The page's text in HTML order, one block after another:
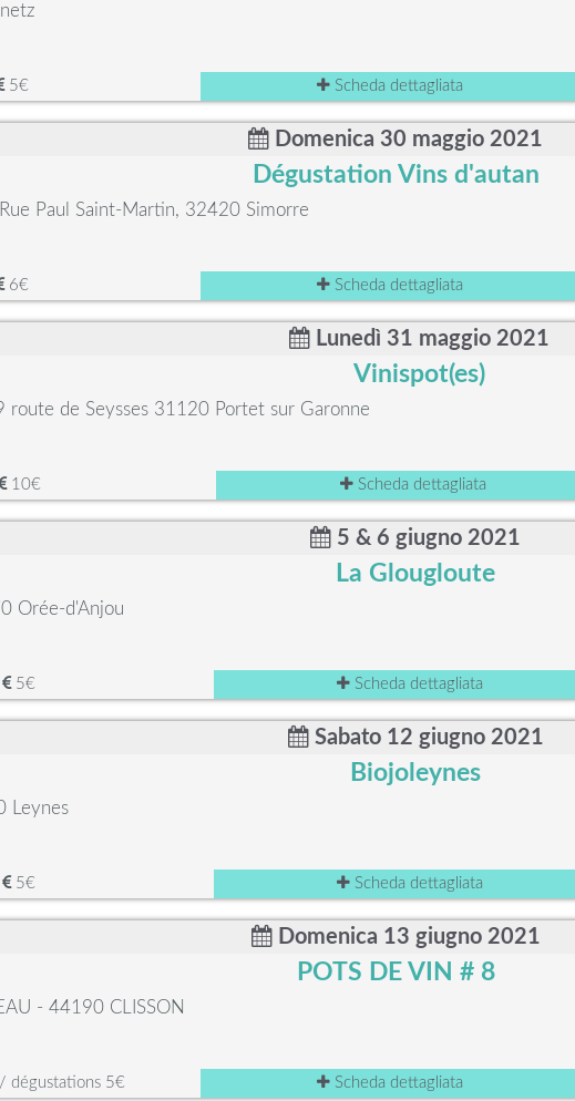
5€ Scheda dettagliata
Domenica 30 maggio 2021
Dégustation Vins d'autan
Paul Saint-Martin, 32420 Simorre
6€ Scheda dettagliata
Lunedì 31 maggio 2021
Vinispot(es)
route de Seysses 31120 Portet sur Garonne
10€ Scheda dettagliata
5 & 6 giugno 2021
La Glougloute
Orée-d'Anjou
5€ Scheda dettagliata
Sabato 12 giugno 2021
Biojoleynes
Leynes
5€ Scheda dettagliata
Domenica 13 giugno 2021
POTS DE VIN # 8
- 44190 CLISSON
dégustations 5€ Scheda dettagliata